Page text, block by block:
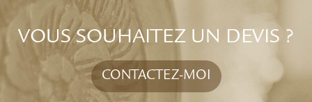
VOUS SOUHAITEZ UN DEVIS ?
CONTACTEZ-MOI